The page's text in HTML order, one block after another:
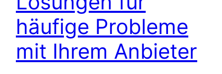
häufige Probleme
mit Ihrem Anbieter